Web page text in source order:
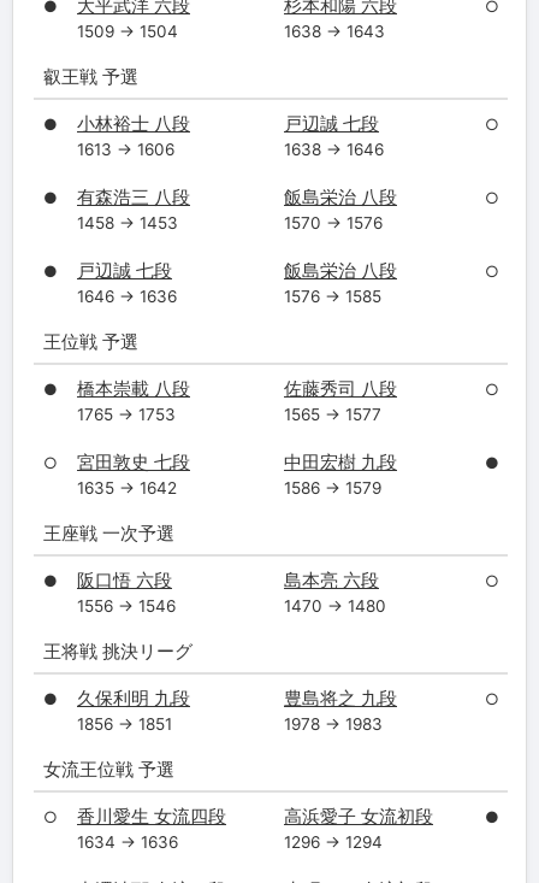
● 大平武洋 六段
1509 → 1504
杉本和陽 六段
1638 → 1643
○
叡王戦 予選
● 小林裕士 八段
1613 → 1606
戸辺誠 七段
1638 → 1646
○
● 有森浩三 八段
1458 → 1453
飯島栄治 八段
1570 → 1576
○
● 戸辺誠 七段
1646 → 1636
飯島栄治 八段
1576 → 1585
○
王位戦 予選
● 橋本崇載 八段
1765 → 1753
佐藤秀司 八段
1565 → 1577
○
○ 宮田敦史 七段
1635 → 1642
中田宏樹 九段
1586 → 1579
●
王座戦 一次予選
● 阪口悟 六段
1556 → 1546
島本亮 六段
1470 → 1480
○
王将戦 挑決リーグ
● 久保利明 九段
1856 → 1851
豊島将之 九段
1978 → 1983
○
女流王位戦 予選
○ 香川愛生 女流四段
1634 → 1636
高浜愛子 女流初段
1296 → 1294
●